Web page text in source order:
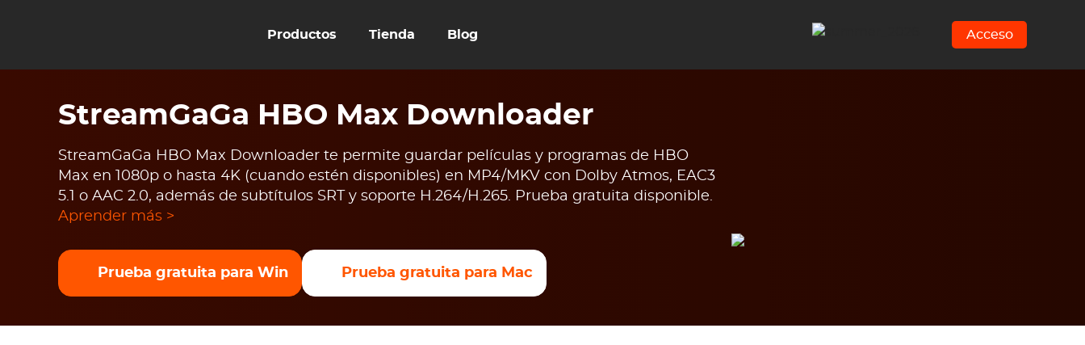
Productos Tienda Blog Acceso
StreamGaGa HBO Max Downloader
StreamGaGa HBO Max Downloader te permite guardar películas y programas de HBO
Max en 1080p o hasta 4K (cuando estén disponibles) en MP4/MKV con Dolby Atmos, EAC3
5.1 o AAC 2.0, además de subtítulos SRT y soporte H.264/H.265. Prueba gratuita disponible.
Aprender más >
Prueba gratuita para Win Prueba gratuita para Mac